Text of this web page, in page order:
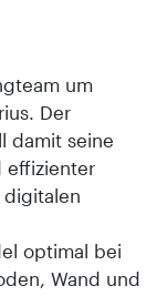
um
Der
damit seine
effizienter
digitalen
optimal bei
Wand und